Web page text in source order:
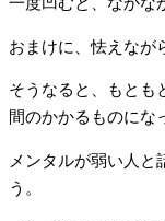
おまけに、怯えなが
そうなると、もとも
間のかかるものにな
メンタルが弱い人と
う。